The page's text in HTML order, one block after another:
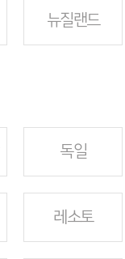
뉴질랜드
독일
레소토